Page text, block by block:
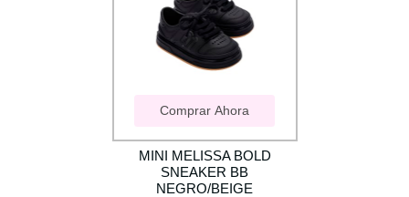
Comprar Ahora
MINI MELISSA BOLD
SNEAKER BB
NEGRO/BEIGE